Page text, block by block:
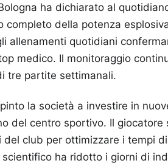
ha dichiarato al
completo della potenza
allenamenti quotidiani
medico. Il monitoraggio
tre partite settimanali.
la società a investire in
del centro sportivo. Il giocatore
club per ottimizzare i tempi
ha ridotto i giorni di